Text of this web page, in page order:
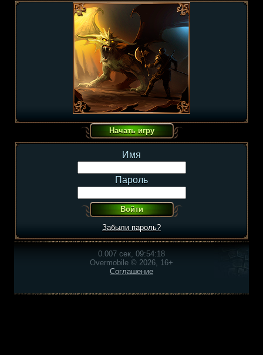
Имя
Пароль
Забыли пароль?
0.007 сек, 09:54:18
Overmobile © 2026, 16+
Соглашение